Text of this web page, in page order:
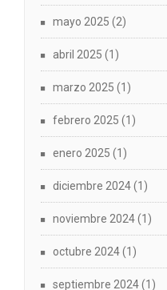
mayo 2025 (2)
abril 2025 (1)
marzo 2025 (1)
febrero 2025 (1)
enero 2025 (1)
diciembre 2024(1)
noviembre 2024(1)
octubre 2024(1)
septiembre 2024(1)